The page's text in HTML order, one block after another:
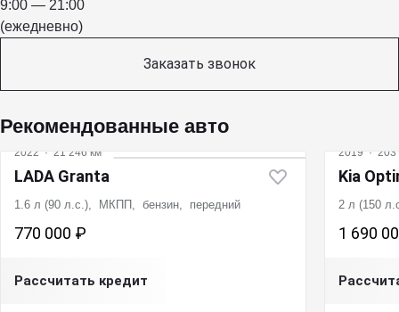
9:00 — 21:00
(ежедневно)
Заказать звонок
Рекомендованные авто
2022 · 21 246 км
LADA Granta
1.6 л (90 л.с.), МКПП, бензин, передний
770 000 ₽
Рассчитать кредит
2019 · 203
Kia
2 л (150
1 690